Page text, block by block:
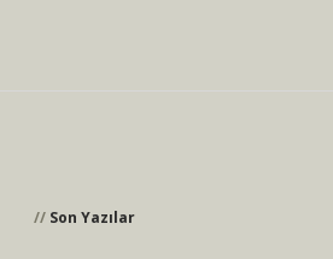
Son Yazılar